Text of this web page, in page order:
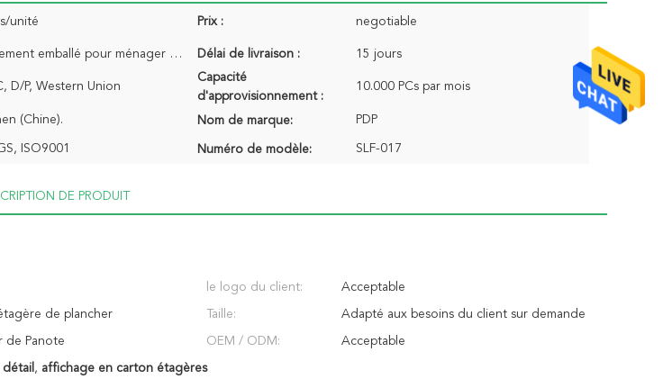
unité Prix : negotiable
Appartement emballé pour ménager de l'espace d'expédition Délai de livraison : 15 jours
D/P, Western Union
Capacité
d'approvisionnement :
10.000 PCs par mois
(Chine). Nom de marque: PDP
ISO9001 Numéro de modèle: SLF-017
DE PRODUIT
le logo du client: Acceptable
de plancher Taille: Adapté aux besoins du client sur demande
de Panote OEM / ODM: Acceptable
, affichage en carton étagères